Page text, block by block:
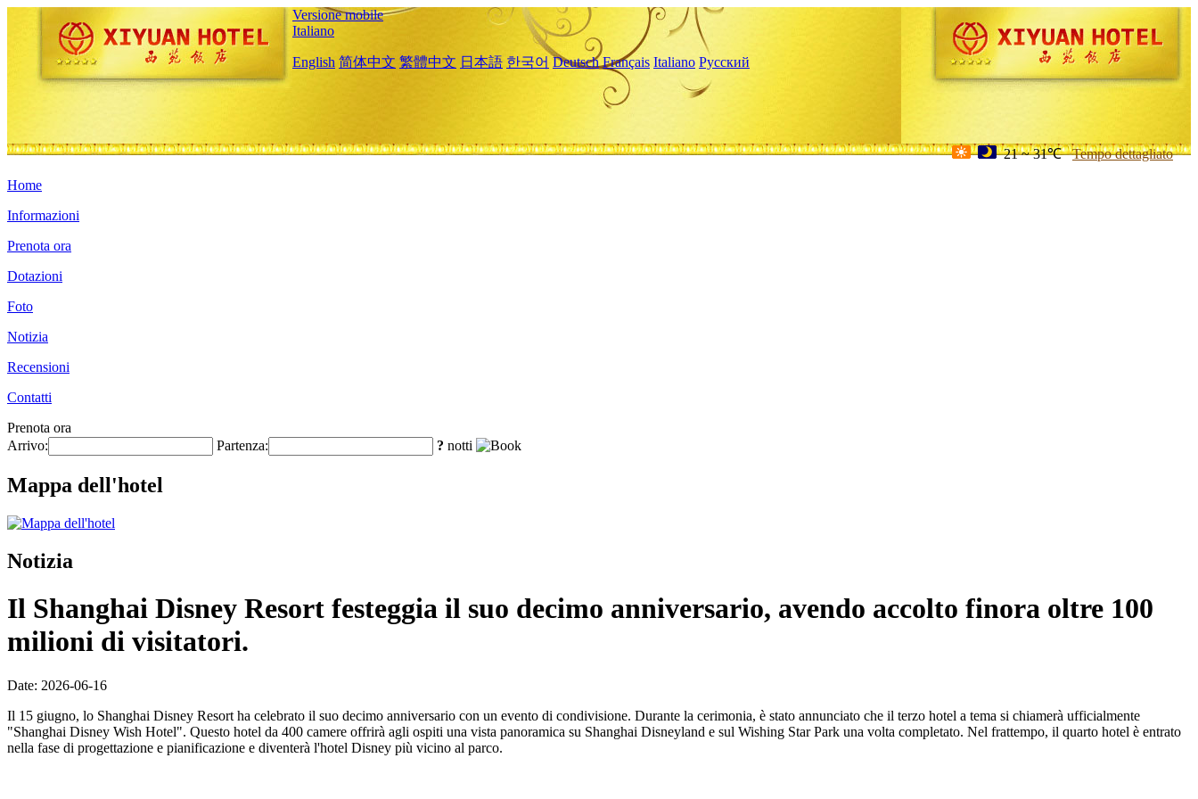
Versione mobile
Italiano
English 简体中文 繁體中文 日本語 한국어 Deutsch Français Italiano Русский
21 ~ 31℃ Tempo dettagliato
Home
Informazioni
Prenota ora
Dotazioni
Foto
Notizia
Recensioni
Contatti
Prenota ora
Arrivo:
Partenza: ? notti
Mappa dell'hotel
Notizia
Il Shanghai Disney Resort festeggia il suo decimo anniversario, avendo accolto finora oltre 100
milioni di visitatori.
Date: 2026-06-16
Il 15 giugno, lo Shanghai Disney Resort ha celebrato il suo decimo anniversario con un evento di condivisione. Durante la cerimonia, è stato annunciato che il terzo hotel a tema si chiamerà ufficialmente
"Shanghai Disney Wish Hotel". Questo hotel da 400 camere offrirà agli ospiti una vista panoramica su Shanghai Disneyland e sul Wishing Star Park una volta completato. Nel frattempo, il quarto hotel è entrato
nella fase di progettazione e pianificazione e diventerà l'hotel Disney più vicino al parco.